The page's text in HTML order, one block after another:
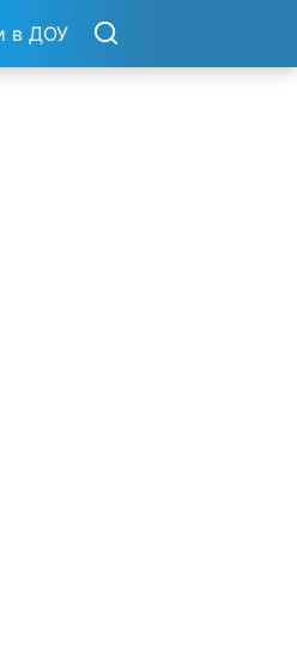
в ДОУ